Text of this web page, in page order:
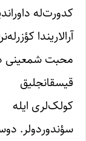
‌کدورت‌‌له‌
آرالاریندا‌ کؤزرله‌نن‌
محبت‌ شمعینی‌
قیسقانجلیق
‌کولک‌‌لری‌ ایله
سؤندوردولر.